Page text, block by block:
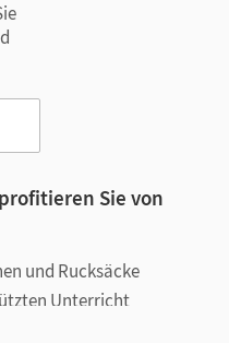
Sie von
und Rucksäcke
Unterricht